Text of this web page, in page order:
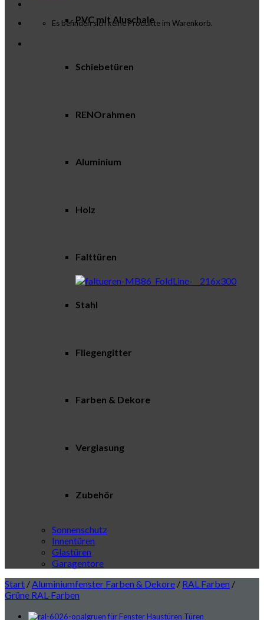
Es befinden sich keine Produkte im Warenkorb.
PVC mit Aluschale
Schiebetüren
RENOrahmen
Aluminium
Holz
Falttüren
Stahl
Fliegengitter
Farben & Dekore
Verglasung
Zubehör
Sonnenschutz
Innentüren
Glastüren
Garagentore
Start /Aluminiumfenster Farben & Dekore / RAL Farben /
Grüne RAL-Farben